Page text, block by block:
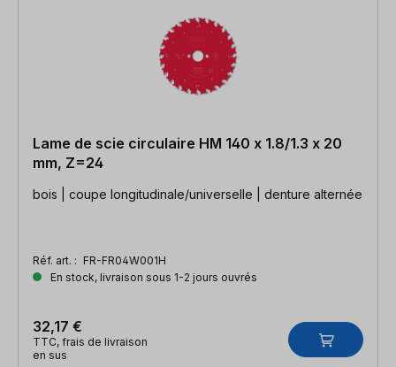
Lame de scie circulaire HM 140 x 1.8/1.3 x 20
mm, Z=24
bois | coupe longitudinale/universelle | denture alternée
Réf. art. : FR-FR04W001H
En stock, livraison sous 1-2 jours ouvrés
32,17 €
TTC, frais de livraison
en sus